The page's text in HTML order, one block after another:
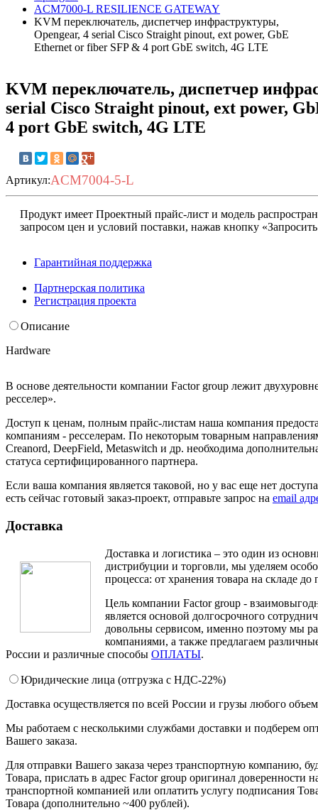
ACM7000-L RESILIENCE GATEWAY
KVM переключатель, диспетчер инфраструктуры,
Opengear, 4 serial Cisco Straight pinout, ext power, GbE
Ethernet or fiber SFP & 4 port GbE switch, 4G LTE
KVM переключатель, диспетчер
serial Cisco Straight pinout, ext power,
4 port GbE switch, 4G LTE
Артикул:ACM7004-5-L
Продукт имеет Проектный прайс-лист и модель
запросом цен и условий поставки, нажав кнопку
Гарантийная поддержка
Партнерская политика
Регистрация проекта
Описание
Hardware
В основе деятельности компании Factor group лежит
ресселер».
Доступ к ценам, полным прайс-листам наша компания
компаниям - ресселерам. По некоторым товарным
Creanord, DeepField, Metaswitch и др. необходима
статуса сертифицированного партнера.
Если ваша компания является таковой, но у вас еще нет
есть сейчас готовый заказ-проект, отправьте запрос на email
Доставка
Доставка и логистика – это один из
дистрибуции и торговли, мы уделяем
процесса: от хранения товара на складе до
Цель компании Factor group -
является основой долгосрочного
довольны сервисом, именно поэтому мы
компаниями, а также предлагаем
России и различные способы ОПЛАТЫ.
Юридические лица (отгрузка c НДС-22%)
Доставка осуществляется по всей России и грузы любого
Мы работаем с несколькими службами доставки и подберем
Вашего заказа.
Для отправки Вашего заказа через транспортную компанию,
Товара, прислать в адрес Factor group оригинал доверенности
транспортной компанией или оплатить услугу подписания
Товара (дополнительно ~400 рублей).